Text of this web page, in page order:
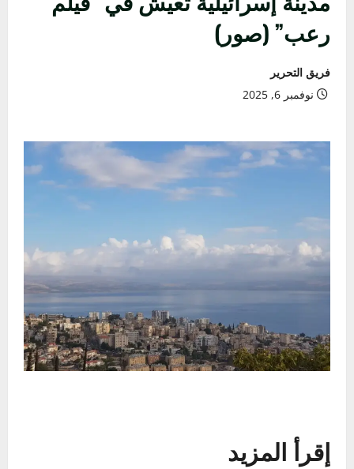
رعب” (صور)
فريق التحرير
نوفمبر 6, 2025
إقرأ المزيد